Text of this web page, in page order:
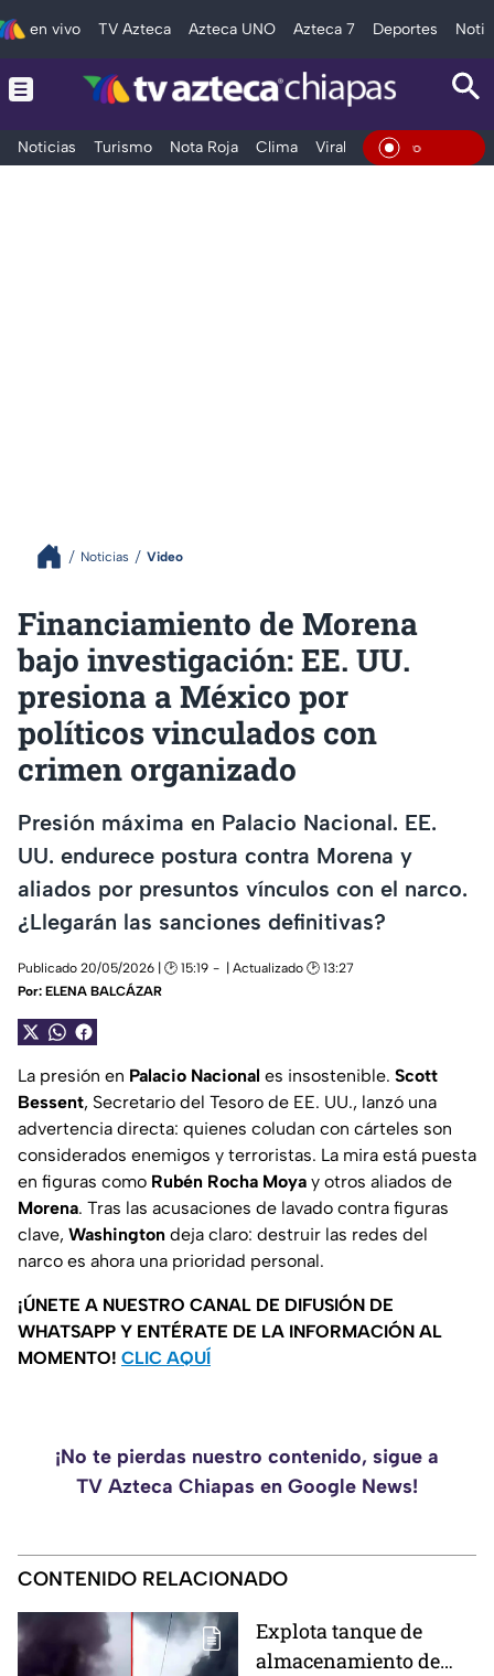
en vivo TV Azteca Azteca UNO Azteca 7 Deportes
Noticias Turismo Nota Roja Clima Viral y Tendencia En
Noticias Video
Financiamiento de Morena
bajo investigación: EE. UU.
presiona a México por
políticos vinculados con
crimen organizado
Presión máxima en Palacio Nacional. EE.
UU. endurece postura contra Morena y
aliados por presuntos vínculos con el narco.
¿Llegarán las sanciones definitivas?
Publicado 20/05/2026 | 🕑 15:19
| Actualizado 🕑 13:27
Por: ELENA BALCÁZAR
La presión en Palacio Nacional es insostenible. Scott
Bessent, Secretario del Tesoro de EE. UU., lanzó una
advertencia directa: quienes coludan con cárteles son
considerados enemigos y terroristas. La mira está puesta
en figuras como Rubén Rocha Moya y otros aliados de
Morena. Tras las acusaciones de lavado contra figuras
clave, Washington deja claro: destruir las redes del
narco es ahora una prioridad personal.
¡ÚNETE A NUESTRO CANAL DE DIFUSIÓN DE
WHATSAPP Y ENTÉRATE DE LA INFORMACIÓN AL
MOMENTO! CLIC AQUÍ
¡No te pierdas nuestro contenido, sigue a
TV Azteca Chiapas en Google News!
CONTENIDO RELACIONADO
Explota tanque de
almacenamiento de